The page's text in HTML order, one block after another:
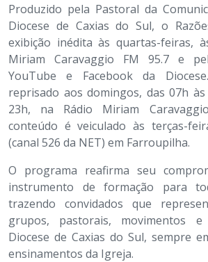
Produzido pela Pastoral da
Diocese de Caxias do Sul, o
exibição inédita às quartas-feiras,
Miriam Caravaggio FM 95.7 e
YouTube e Facebook da
reprisado aos domingos, das 07h
23h, na Rádio Miriam
conteúdo é veiculado às terças-
(canal 526 da NET) em Farroupilha.
O programa reafirma seu
instrumento de formação para
trazendo convidados que
grupos, pastorais, movimentos e
Diocese de Caxias do Sul, sempre
ensinamentos da Igreja.